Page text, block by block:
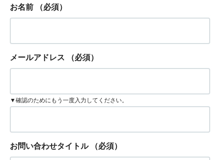
お名前 （必須）
メールアドレス （必須）
▼確認のためにもう一度入力してください。
お問い合わせタイトル （必須）